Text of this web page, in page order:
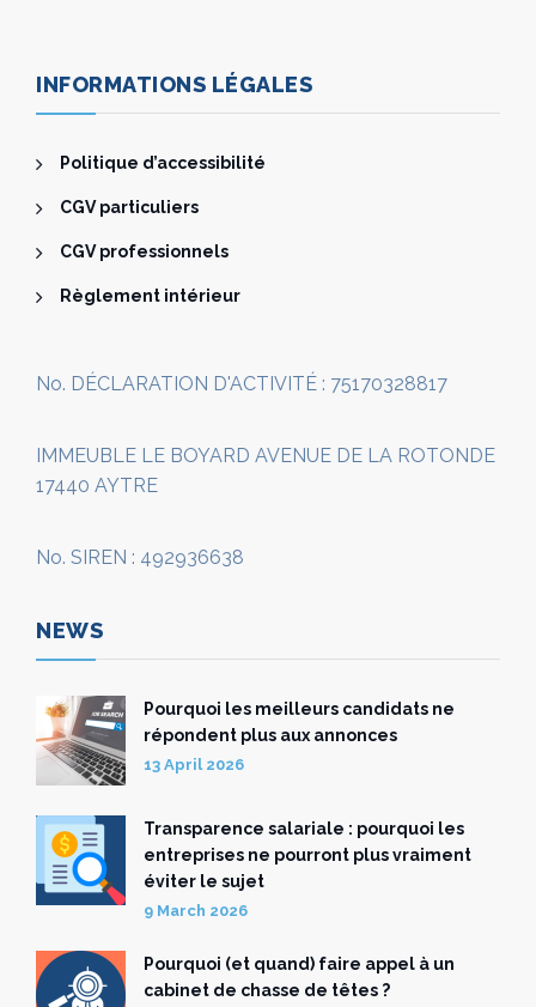
INFORMATIONS LÉGALES
Politique d’accessibilité
CGV particuliers
CGV professionnels
Règlement intérieur
No. DÉCLARATION D'ACTIVITÉ : 75170328817
IMMEUBLE LE BOYARD AVENUE DE LA ROTONDE
17440 AYTRE
No. SIREN : 492936638
NEWS
Pourquoi les meilleurs candidats ne
répondent plus aux annonces
13 April 2026
Transparence salariale : pourquoi les
entreprises ne pourront plus vraiment
éviter le sujet
9 March 2026
Pourquoi (et quand) faire appel à un
cabinet de chasse de têtes ?